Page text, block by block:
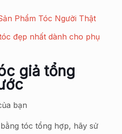
Phẩm Tóc Người Thật
đẹp nhất dành cho phụ
giả tổng
bạn
tóc tổng hợp, hãy sử